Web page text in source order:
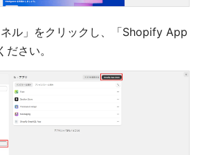
ネル」をクリックし、「Shopify App
さい。